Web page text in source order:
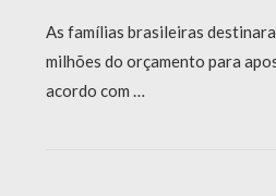
As famílias brasileiras
milhões do orçamento para
acordo com …